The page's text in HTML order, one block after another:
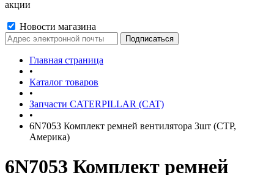
акции
Новости магазина
Главная страница
•
Каталог товаров
•
Запчасти CATERPILLAR (CAT)
•
6N7053 Комплект ремней вентилятора 3шт (CTP,
Америка)
6N7053 Комплект ремней